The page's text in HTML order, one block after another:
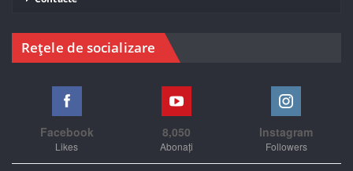
Rețele de socializare
Facebook
Likes
8,050
Abonați
Instagram
Followers